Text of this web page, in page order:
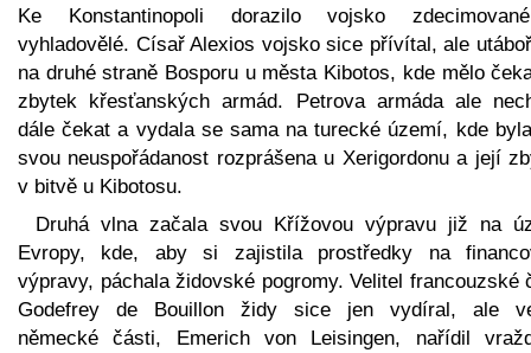
Ke Konstantinopoli dorazilo vojsko
vyhladovělé. Císař Alexios vojsko sice přívítal, ale
na druhé straně Bosporu u města Kibotos, kde mělo
zbytek křesťanských armád. Petrova armáda ale
dále čekat a vydala se sama na turecké území, kde
svou neuspořádanost rozprášena u Xerigordonu a její
v bitvě u Kibotosu.
Druhá vlna začala svou Křížovou výpravu již na
Evropy, kde, aby si zajistila prostředky na
výpravy, páchala židovské pogromy. Velitel francouzské
Godefrey de Bouillon židy sice jen vydíral, ale
německé části, Emerich von Leisingen, nařídil